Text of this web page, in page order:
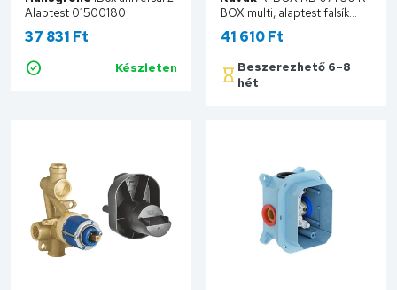
Alaptest 01500180
37 831 Ft
Készleten
Kosárba
BOX multi, alaptest falsík
alatti csaptelep X070074
41 610 Ft
Beszerezhető 6–8
hét